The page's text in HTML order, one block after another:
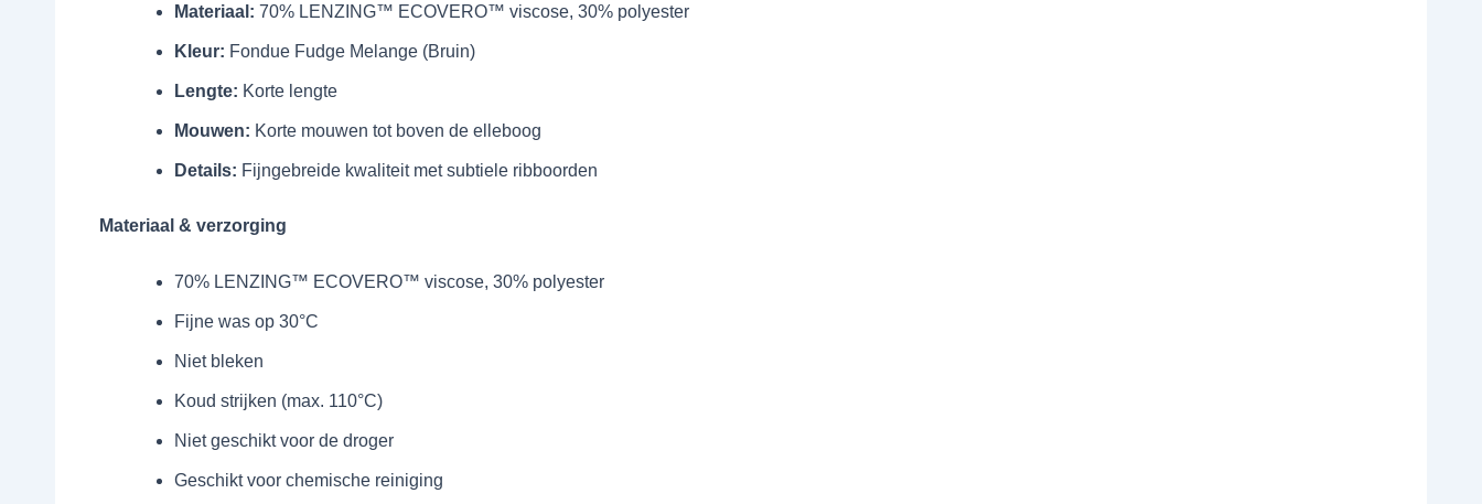
Materiaal: 70% LENZING™ ECOVERO™ viscose, 30% polyester
Kleur: Fondue Fudge Melange (Bruin)
Lengte: Korte lengte
Mouwen: Korte mouwen tot boven de elleboog
Details: Fijngebreide kwaliteit met subtiele ribboorden
Materiaal & verzorging
70% LENZING™ ECOVERO™ viscose, 30% polyester
Fijne was op 30°C
Niet bleken
Koud strijken (max. 110°C)
Niet geschikt voor de droger
Geschikt voor chemische reiniging